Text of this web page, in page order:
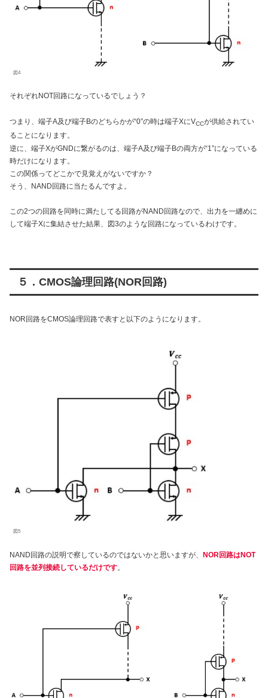
図4
それぞれNOT回路になっているでしょう？
つまり、端子A及び端子Bのどちらかが“0”の時は端子XにVCCが供給されてい
ることになります。
逆に、端子XがGNDに繋がるのは、端子A及び端子Bの両方が“1”になっている
時だけになります。
この関係ってどこかで見覚えがないですか？
そう、NAND回路に当たるんですよ。
この2つの回路を同時に満たしてる回路がNAND回路なので、出力を一纏めに
して端子Xに集結させた結果、図3のような回路になっているわけです。
５．CMOS論理回路(NOR回路)
NOR回路をCMOS論理回路で表すと以下のようになります。
図5
NAND回路の説明で察しているのではないかと思いますが、
NOR回路はNOT
回路を並列接続しているだけです。